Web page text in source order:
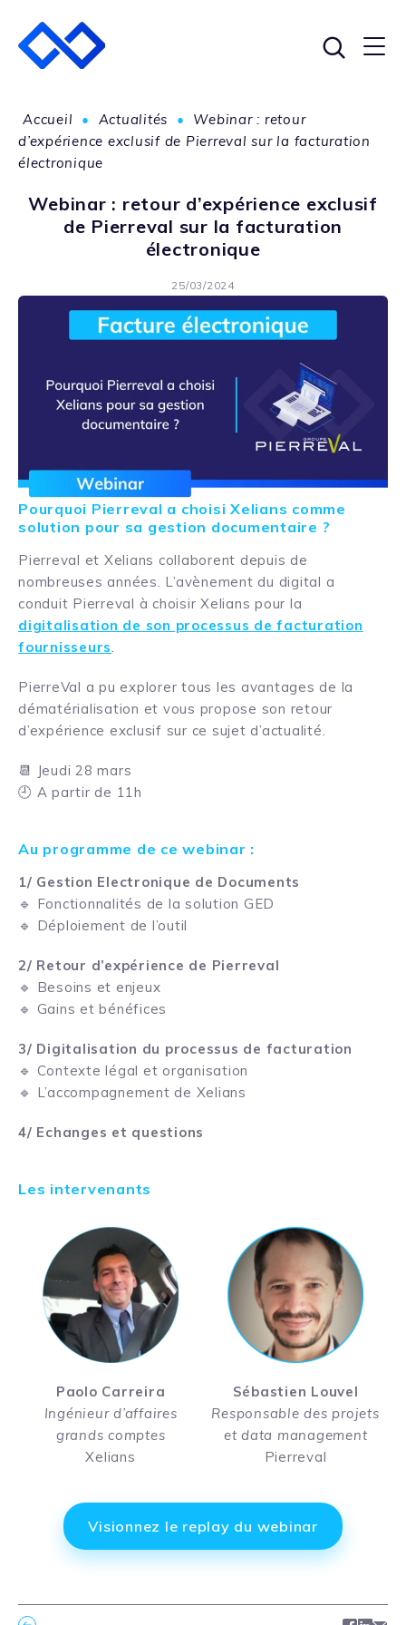
Accueil • Actualités •
Webinar : retour
d’expérience exclusif de Pierreval sur la facturation
électronique
Webinar : retour d’expérience exclusif
de Pierreval sur la facturation
électronique
25/03/2024
Pourquoi Pierreval a choisi Xelians comme
solution pour sa gestion documentaire ?
Pierreval et Xelians collaborent depuis de
nombreuses années. L’avènement du digital a
conduit Pierreval à choisir Xelians pour la
digitalisation de son processus de facturation
fournisseurs.
PierreVal a pu explorer tous les avantages de la
dématérialisation et vous propose son retour
d’expérience exclusif sur ce sujet d’actualité.
📆 Jeudi 28 mars
🕘 A partir de 11h
Au programme de ce webinar :
1/ Gestion Electronique de Documents
🔹 Fonctionnalités de la solution GED
🔹 Déploiement de l’outil
2/ Retour d’expérience de Pierreval
🔹 Besoins et enjeux
🔹 Gains et bénéfices
3/ Digitalisation du processus de facturation
🔹 Contexte légal et organisation
🔹 L’accompagnement de Xelians
4/ Echanges et questions
Les intervenants
Paolo Carreira
Ingénieur d’affaires
grands comptes
Xelians
Sébastien Louvel
Responsable des projets
et data management
Pierreval
Visionnez le replay du webinar